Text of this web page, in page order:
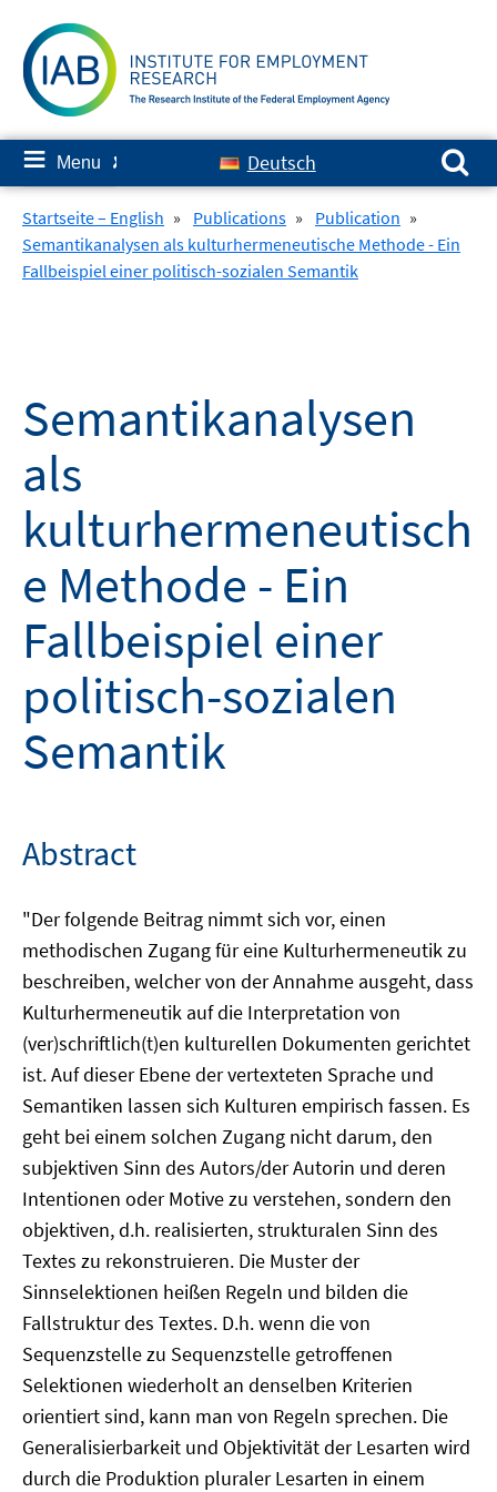
content
≡ Menu ✘ Deutsch
Search for:
Startseite – English » Publications » Publication »
Semantikanalysen als kulturhermeneutische Methode - Ein
Fallbeispiel einer politisch-sozialen Semantik
Semantikanalysen
als
kulturhermeneutisch
e Methode - Ein
Fallbeispiel einer
politisch-sozialen
Semantik
Abstract
"Der folgende Beitrag nimmt sich vor, einen
methodischen Zugang für eine Kulturhermeneutik zu
beschreiben, welcher von der Annahme ausgeht, dass
Kulturhermeneutik auf die Interpretation von
(ver)schriftlich(t)en kulturellen Dokumenten gerichtet
ist. Auf dieser Ebene der vertexteten Sprache und
Semantiken lassen sich Kulturen empirisch fassen. Es
geht bei einem solchen Zugang nicht darum, den
subjektiven Sinn des Autors/der Autorin und deren
Intentionen oder Motive zu verstehen, sondern den
objektiven, d.h. realisierten, strukturalen Sinn des
Textes zu rekonstruieren. Die Muster der
Sinnselektionen heißen Regeln und bilden die
Fallstruktur des Textes. D.h. wenn die von
Sequenzstelle zu Sequenzstelle getroffenen
Selektionen wiederholt an denselben Kriterien
orientiert sind, kann man von Regeln sprechen. Die
Generalisierbarkeit und Objektivität der Lesarten wird
durch die Produktion pluraler Lesarten in einem